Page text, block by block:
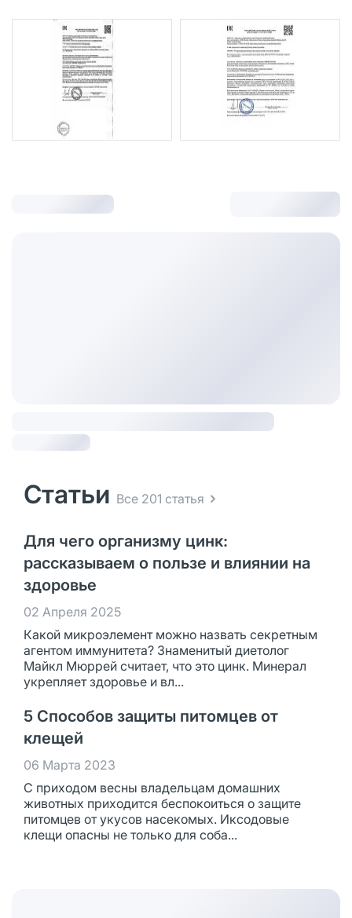
Статьи Все 201 статья
Для чего организму цинк:
рассказываем о пользе и влиянии на
здоровье
02 Апреля 2025
Какой микроэлемент можно назвать секретным
агентом иммунитета? Знаменитый диетолог
Майкл Мюррей считает, что это цинк. Минерал
укрепляет здоровье и вл...
5 Способов защиты питомцев от
клещей
06 Марта 2023
С приходом весны владельцам домашних
животных приходится беспокоиться о защите
питомцев от укусов насекомых. Иксодовые
клещи опасны не только для соба...